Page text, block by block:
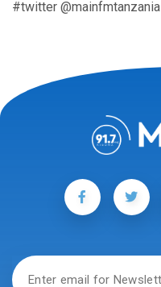
#twitter @mainfmtanzania